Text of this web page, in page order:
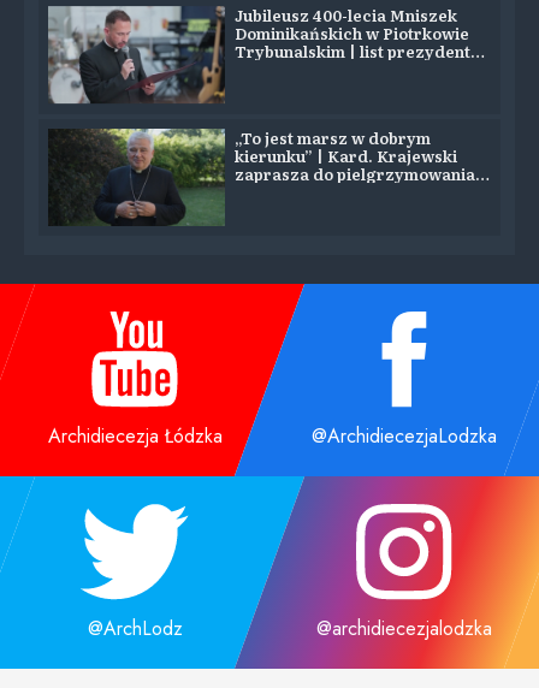
Jubileusz 400-lecia Mniszek
Dominikańskich w Piotrkowie
Trybunalskim | list prezydenta
„To jest marsz w dobrym
kierunku” | Kard. Krajewski
zaprasza do pielgrzymowania
Archidiecezja Łódzka @ArchidiecezjaLodzka
@ArchLodz @archidiecezjalodzka